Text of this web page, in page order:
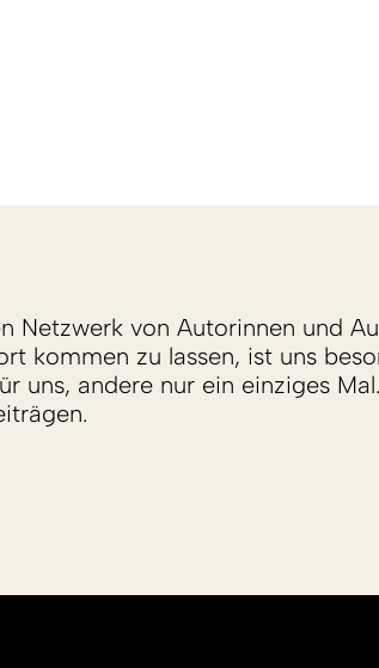
Netzwerk von Autorinnen und
kommen zu lassen, ist uns
uns, andere nur ein einziges